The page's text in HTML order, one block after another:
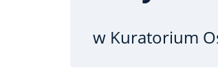
w Kuratorium